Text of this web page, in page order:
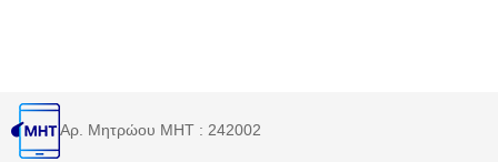
Αρ. Μητρώου MHT : 242002